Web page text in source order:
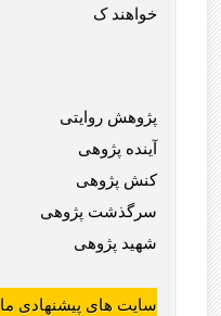
خواهند ک
پژوهش روایتی
آینده پژوهی
کنش پژوهی
سرگذشت پژوهی
شهید پژوهی
سایت های پیشنهادی ما